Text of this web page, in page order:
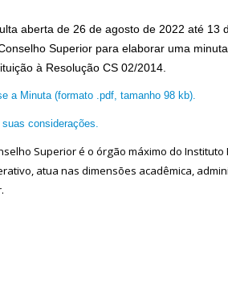
aberta de 26 de agosto de 2022 até 13
Superior para elaborar uma
à Resolução CS 02/2014.
a Minuta (formato .pdf, tamanho 98 kb).
considerações.
Superior é o órgão máximo do
atua nas dimensões acadêmica,